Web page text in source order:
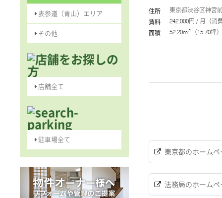
表参道（青山）エリア
その他
店舗全て
駐車場全て
住所 東京都渋谷区神宮
賃料 242,000円 / 月（消
面積 52.20m2 （15.70坪）
東京都のホームペ
法務局のホームペ